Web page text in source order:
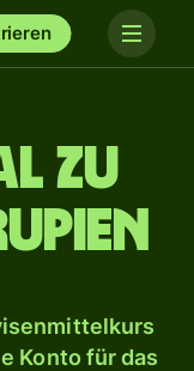
zu
Konto für das